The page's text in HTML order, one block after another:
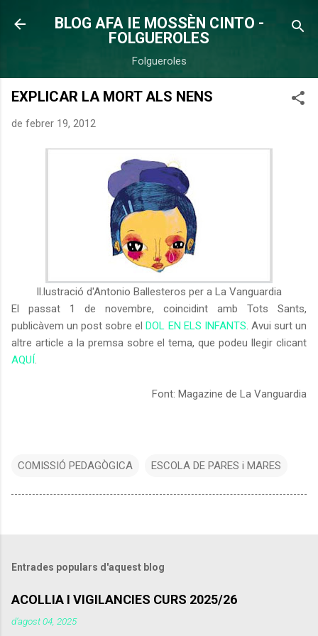
Salta al contingut principal
BLOG AFA IE MOSSÈN CINTO -
FOLGUEROLES
Folgueroles
EXPLICAR LA MORT ALS NENS
de febrer 19, 2012
Il.lustració d'Antonio Ballesteros per a La Vanguardia
El passat 1 de novembre, coincidint amb Tots Sants,
publicàvem un post sobre elDOL EN ELS INFANTS . Avui surt un
altre article a la premsa sobre el tema, que podeu llegir clicant
AQUÍ
Font: Magazine de La Vanguardia
COMISSIÓ PEDAGÒGICA ESCOLA DE PARES i MARES
Entrades populars d'aquest blog
ACOLLIA I VIGILANCIES CURS 2025/26
d’agost 04, 2025